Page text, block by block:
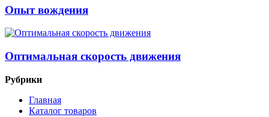
Опыт вождения
Оптимальная скорость движения
Рубрики
Главная
Каталог товаров